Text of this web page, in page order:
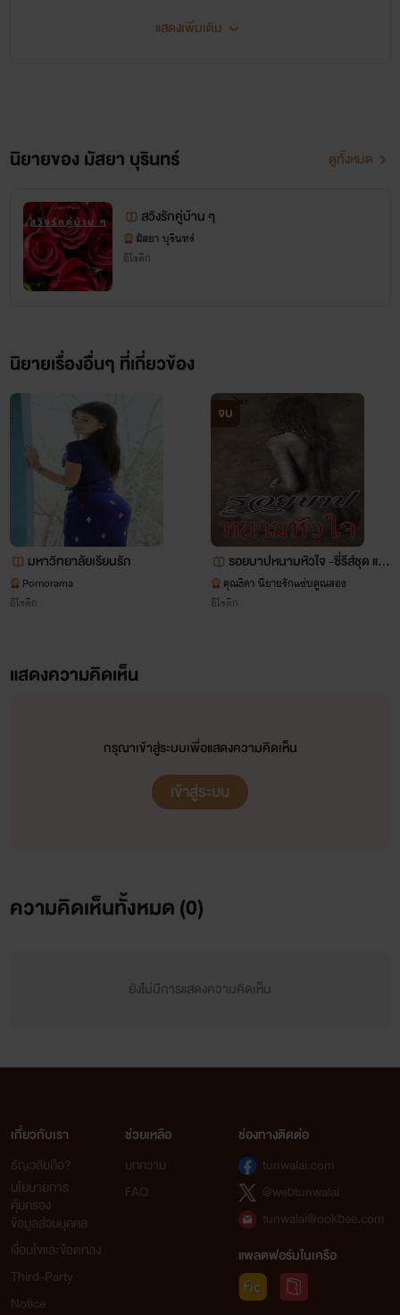
แสดงเพิ่มเติม
นิยายของ มัสยา บุรินทร์ ดูทั้งหมด
สวิงรักคู่บ้าน ๆ
มัสยา บุรินทร์
อีโรติก
นิยายเรื่องอื่นๆ ที่เกี่ยวข้อง
มหาวิทยาลัยเรียนรัก
Pornorama
อีโรติก
จบ
รอยบาปหนามหัวใจ -ซี่รีส์ชุด แม่
ผัว- (23)
คุณธิดา นิยายรักแซ่บคูณสอง
อีโรติก
แสดงความคิดเห็น
กรุณาเข้าสู่ระบบเพื่อแสดงความคิดเห็น
เข้าสู่ระบบ
ความคิดเห็นทั้งหมด (0)
ยังไม่มีการแสดงความคิดเห็น
เกี่ยวกับเรา
ธัญวลัยคือ?
นโยบายการ
คุ้มครอง
ข้อมูลส่วนบุคคล
เงื่อนไขและข้อตกลง
Third-Party
Notice
ช่วยเหลือ
บทความ
FAQ
ช่องทางติดต่อ
tunwalai.com
@webtunwalai
tunwalai@ookbee.com
แพลตฟอร์มในเครือ